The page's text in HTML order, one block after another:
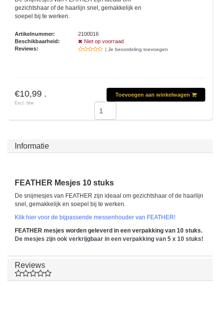
gezichtshaar of de haarlijn snel, gemakkelijk en
soepel bij te werken.
Artikelnummer:
2100016
Beschikbaarheid:
Niet op voorraad
Reviews:
| Je beoordeling toevoegen
€10,99 .
Excl. btw
Toevoegen aan winkelwagen
Informatie
FEATHER Mesjes 10 stuks
De snijmesjes van FEATHER zijn ideaal om gezichtshaar of de haarlijn
snel, gemakkelijk en soepel bij te werken.
Klik hier voor de bijpassende messenhouder van FEATHER!
FEATHER mesjes worden geleverd in een verpakking van 10 stuks.
De mesjes zijn ook verkrijgbaar in een verpakking van 5 x 10 stuks!
Reviews